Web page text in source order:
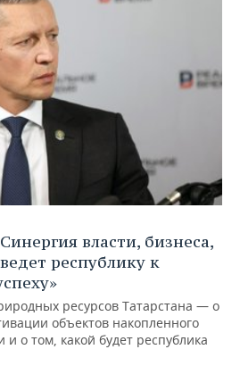
власти, бизнеса,
республику к
ресурсов Татарстана — о
объектов накопленного
о том, какой будет республика